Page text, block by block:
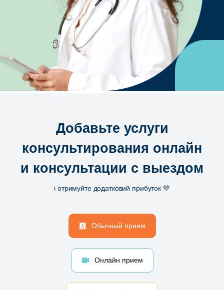
Добавьте услуги
консультирования онлайн
и консультации с выездом
і отримуйте додатковий прибуток 💛
Обычный прием
Онлайн прием